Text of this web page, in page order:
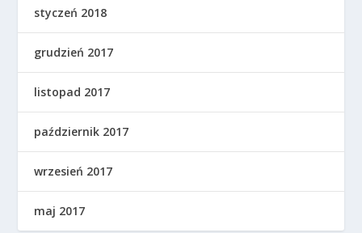
styczeń 2018
grudzień 2017
listopad 2017
październik 2017
wrzesień 2017
maj 2017